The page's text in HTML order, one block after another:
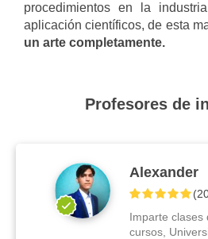
procedimientos en la
aplicación científicos, de esta
un arte completamente.
Profesores de
Alexander
(
Imparte clases
cursos,